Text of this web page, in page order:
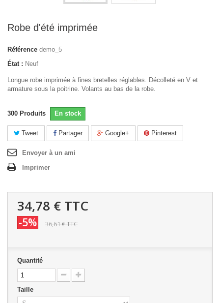
Robe d'été imprimée
Référence demo_5
État : Neuf
Longue robe imprimée à fines bretelles réglables. Décolleté en V et
armature sous la poitrine. Volants au bas de la robe.
300 Produits En stock
Tweet Partager Google+ Pinterest
Envoyer à un ami
Imprimer
34,78 € TTC
-5% 36,61 €TTC
Quantité
Taille